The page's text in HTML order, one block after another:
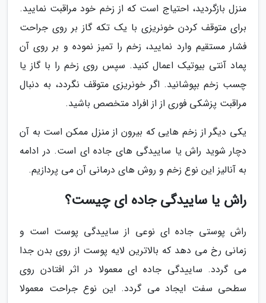
منزل بازگردید، احتیاج است که از زخم خود مراقبت نمایید.
برای متوقف کردن خونریزی با یک تکه گاز بر روی جراحت
فشار مستقیم وارد نمایید، زخم را تمیز نموده و بر روی آن
پماد آنتی بیوتیک اعمال کنید. سپس روی زخم را با گاز یا
چسب زخم بپوشانید. اگر خونریزی متوقف نگردد، به دنبال
مراقبت پزشکی فوری از از افراد متخصص باشید.
یکی دیگر از زخم هایی که بیرون از منزل ممکن است به آن
دچار شوید راش یا ساییدگی های جاده ای است. در ادامه
به آنالیز این نوع زخم و روش های درمانی آن می پردازیم.
راش یا ساییدگی جاده ای چیست؟
راش پوستی جاده ای نوعی از ساییدگی پوست است و
زمانی رخ می دهد که بالاترین لایه پوست از روی بدن جدا
می گردد. ساییدگی جاده ای معمولا در اثر افتادن روی
سطحی سفت ایجاد می گردد. این نوع جراحت معمولا